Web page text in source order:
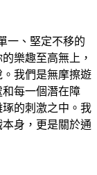
一、堅定不移的
樂趣至高無上，
我們是無摩擦遊
每一個潛在障
的刺激之中。我
身，更是關於通